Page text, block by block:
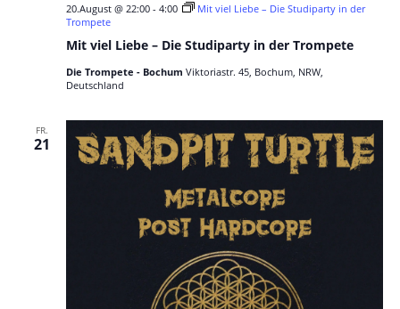
Mit viel Liebe – Die Studiparty in der Trompete
20.August @ 22:00- 4:00
Mit viel Liebe – Die Studiparty in der
Trompete
Die Trompete - Bochum Viktoriastr. 45, Bochum, NRW,
Deutschland
FR.
21